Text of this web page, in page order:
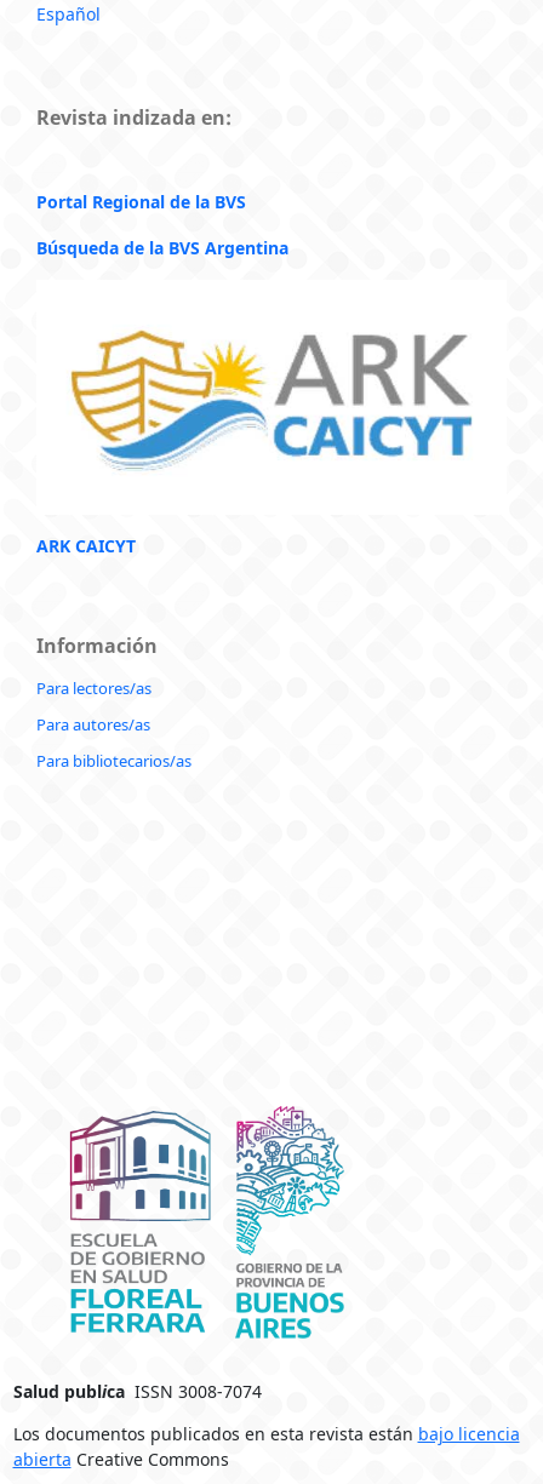
Español
Revista indizada en:
Portal Regional de la BVS
Búsqueda de la BVS Argentina
ARK CAICYT
Información
Para lectores/as
Para autores/as
Para bibliotecarios/as
Salud publicaISSN 3008-7074
Los documentos publicados en esta revista están bajo licencia
abierta Creative Commons